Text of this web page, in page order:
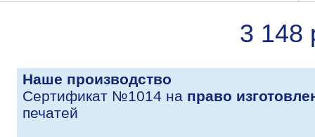
3 148
Наше производство
Сертификат №1014 на право
печатей